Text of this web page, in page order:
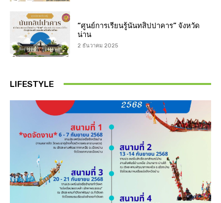
“ศูนย์การเรียนรู้นันทสิปปาคาร” จังหวัด
น่าน
2 ธันวาคม 2025
LIFESTYLE